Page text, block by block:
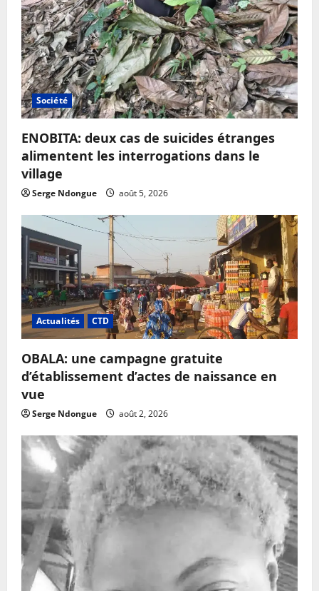
Société
ENOBITA: deux cas de suicides étranges
alimentent les interrogations dans le
village
Serge Ndongue août 5, 2026
Actualités CTD
OBALA: une campagne gratuite
d’établissement d’actes de naissance en
vue
Serge Ndongue août 2, 2026